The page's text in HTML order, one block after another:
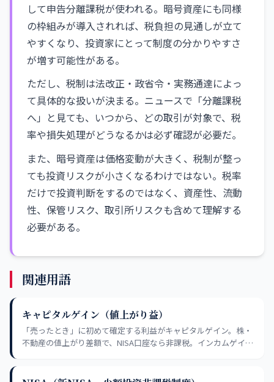
して申告分離課税が使われる。暗号資産にも同様
の枠組みが導入されれば、税負担の見通しが立て
やすくなり、投資家にとって制度の分かりやすさ
が増す可能性がある。
ただし、税制は法改正・政省令・実務通達によっ
て具体的な扱いが決まる。ニュースで「分離課税
へ」と見ても、いつから、どの取引が対象で、税
率や損失処理がどうなるかは必ず確認が必要だ。
また、暗号資産は価格変動が大きく、税制が整っ
ても投資リスクが小さくなるわけではない。税率
だけで投資判断をするのではなく、資産性、流動
性、保管リスク、取引所リスクも含めて理解する
必要がある。
関連用語
キャピタルゲイン（値上がり益）
「売ったとき」に初めて確定する利益がキャピタルゲイン。株・
不動産の値上がり差額で、NISA口座なら非課税。インカムゲイン